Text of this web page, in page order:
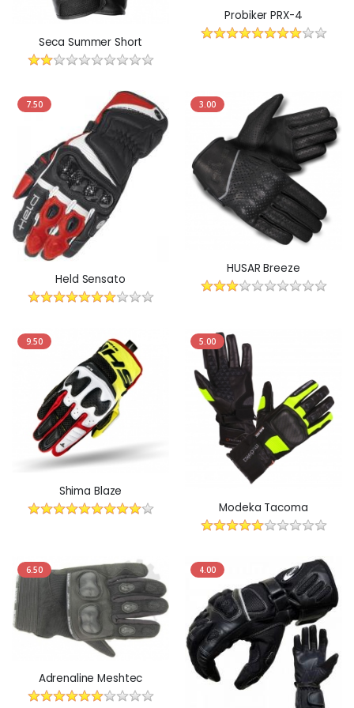
Seca Summer Short
Probiker PRX-4
7.50
Held Sensato
3.00
HUSAR Breeze
9.50
Shima Blaze
5.00
Modeka Tacoma
6.50
Adrenaline Meshtec
4.00